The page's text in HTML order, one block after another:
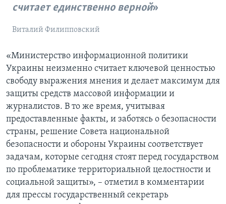
считает единственно верной
Виталий Филипповский
«Министерство информационной политики
Украины неизменно считает ключевой ценностью
свободу выражения мнения и делает максимум для
защиты средств массовой информации и
журналистов. В то же время, учитывая
предоставленные факты, и заботясь о безопасности
страны, решение Совета национальной
безопасности и обороны Украины соответствует
задачам, которые сегодня стоят перед государством
по проблематике территориальной целостности и
социальной защиты», – отметил в комментарии
для прессы государственный секретарь